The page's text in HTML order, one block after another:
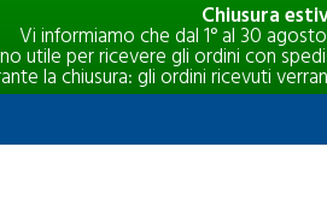
Chiusura
Vi informiamo che dal 1° al 30
utile per ricevere gli ordini con
la chiusura: gli ordini ricevuti